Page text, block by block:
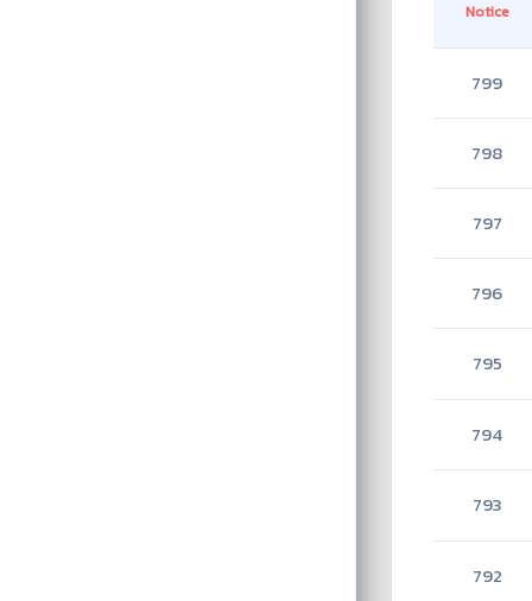
Notice
799
798
797
796
795
794
793
792